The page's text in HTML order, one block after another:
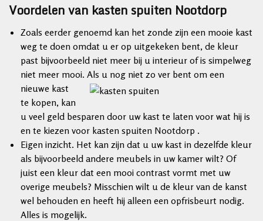
Voordelen van kasten spuiten Nootdorp
Zoals eerder genoemd kan het zonde zijn een mooie kast
weg te doen omdat u er op uitgekeken bent, de kleur
past bijvoorbeeld niet meer bij u interieur of is simpelweg
niet meer mooi. Als u nog niet zo ver bent om een
nieuwe kast
te kopen, kan
u veel geld besparen door uw kast te laten voor wat hij is
en te kiezen voor kasten spuiten Nootdorp .
Eigen inzicht. Het kan zijn dat u uw kast in dezelfde kleur
als bijvoorbeeld andere meubels in uw kamer wilt? Of
juist een kleur dat een mooi contrast vormt met uw
overige meubels? Misschien wilt u de kleur van de kanst
wel behouden en heeft hij alleen een opfrisbeurt nodig.
Alles is mogelijk.